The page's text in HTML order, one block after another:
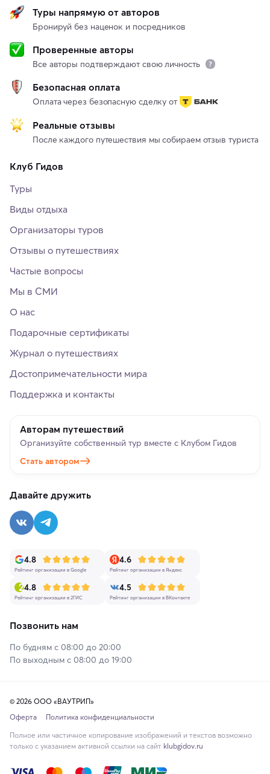
Туры напрямую от авторов
Бронируй без наценок и посредников
Проверенные авторы
Все авторы подтверждают свою личность
Безопасная оплата
Оплата через безопасную сделку от
Реальные отзывы
После каждого путешествия мы собираем отзыв туриста
Клуб Гидов
Туры
Виды отдыха
Организаторы туров
Отзывы о путешествиях
Частые вопросы
Мы в СМИ
О нас
Подарочные сертификаты
Журнал о путешествиях
Достопримечательности мира
Поддержка и контакты
Авторам путешествий
Организуйте собственный тур вместе с Клубом Гидов
Стать автором
Давайте дружить
4.8
Рейтинг организации в Google
4.6
Рейтинг организации в Яндекс
4.8
Рейтинг организации в 2ГИС
4.5
Рейтинг организации в ВКонтакте
Позвонить нам
По будням с 08:00 до 20:00
По выходным с 08:00 до 19:00
© 2026 ООО «ВАУТРИП»
Оферта
Политика конфиденциальности
Полное или частичное копирование изображений и текстов возможно
только с указанием активной ссылки на сайт klubgidov.ru